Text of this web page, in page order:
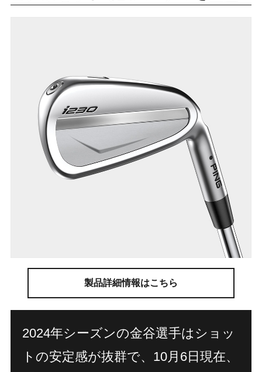
2024年シーズンの金谷選手はショッ
トの安定感が抜群で、10月6日現在、
製品詳細情報はこちら